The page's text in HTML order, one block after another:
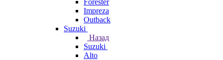
Forester
Impreza
Outback
Suzuki
Назад
Suzuki
Alto